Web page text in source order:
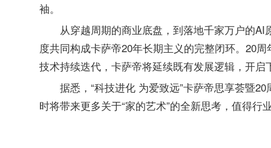
袖。
从穿越周期的商业底盘，到落地千家万户的
度共同构成卡萨帝20年长期主义的完整闭环。20
技术持续迭代，卡萨帝将延续既有发展逻辑，开
据悉，“科技进化 为爱致远”卡萨帝思享荟暨
时将带来更多关于“家的艺术”的全新思考，值得行